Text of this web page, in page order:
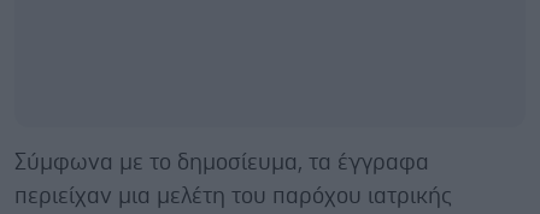
Σύμφωνα με το δημοσίευμα, τα έγγραφα
περιείχαν μια μελέτη του παρόχου ιατρικής